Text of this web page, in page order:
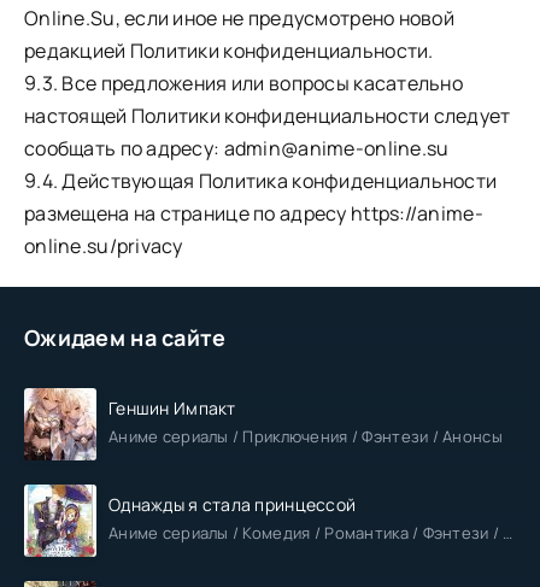
Ожидаем на сайте
Геншин Импакт
Аниме сериалы / Приключения / Фэнтези / Анонсы
Однажды я стала принцессой
Online.Su, если иное не предусмотрено новой
редакцией Политики конфиденциальности.
9.3. Все предложения или вопросы касательно
настоящей Политики конфиденциальности следует
сообщать по адресу: admin@anime-online.su
9.4. Действующая Политика конфиденциальности
размещена на странице по адресу https://anime-
online.su/privacy